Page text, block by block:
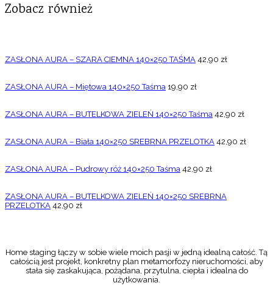
Zobacz również
ZASŁONA AURA – SZARA CIEMNA 140×250 TAŚMA 42,90 zł
ZASŁONA AURA – Miętowa 140×250 Taśma 19,90 zł
ZASŁONA AURA – BUTELKOWA ZIELEŃ 140×250 Taśma 42,90 zł
ZASŁONA AURA – Biała 140×250 SREBRNA PRZELOTKA 42,90 zł
ZASŁONA AURA – Pudrowy róż 140×250 Taśma 42,90 zł
ZASŁONA AURA – BUTELKOWA ZIELEŃ 140×250 SREBRNA
PRZELOTKA 42,90 zł
Home staging łączy w sobie wiele moich pasji w jedną idealną całość. Tą
całością jest projekt, konkretny plan metamorfozy nieruchomości, aby
stała się zaskakująca, pożądana, przytulna, ciepła i idealna do
użytkowania.